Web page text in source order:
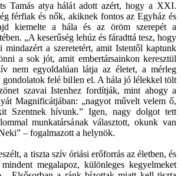
Tamás atya hálát adott azért, hogy a XXI.
férfiak és nők, akiknek fontos az Egyház és
kiemelte a hála és az öröm szerepét a
„A keserűség lehúz és fáradttá tesz, hogy
mindazért a szeretetért, amit Istentől kaptunk
a sok jót, amit embertársainkon keresztül
nem egyoldalúan látja az életet, a mérleg
gondolatok felé billen el. A hála jó lélekkel tölt
szavai Istenhez fordítják, mint ahogy a
Magnificátjában: „nagyot művelt velem ő,
Szentnek hívunk.” Igen, nagy dolgot tett
munkatársának választott, okunk van
– fogalmazott a helynök.
a tiszta szív óriási erőforrás az életben, és
megalapoz, különleges kegyelmeket